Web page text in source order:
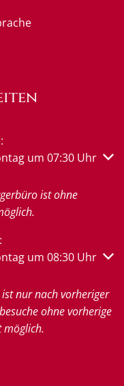
Schließzeiten
um 07:30 Uhr
ist ohne
Schließzeiten
um 08:30 Uhr
nur nach vorheriger
ohne vorherige
möglich.